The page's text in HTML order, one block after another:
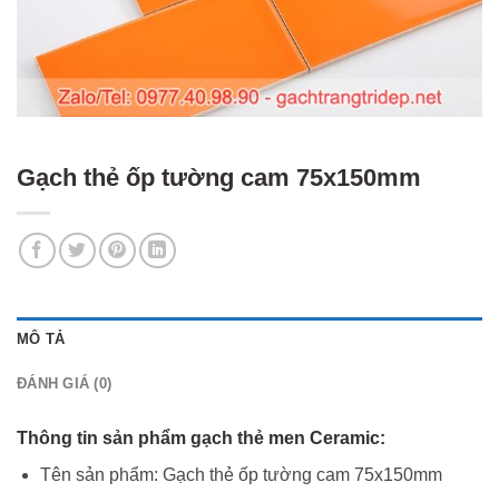
Gạch thẻ ốp tường cam 75x150mm
MÔ TẢ
ĐÁNH GIÁ (0)
Thông tin sản phẩm gạch thẻ men Ceramic:
Tên sản phẩm: Gạch thẻ ốp tường cam 75x150mm